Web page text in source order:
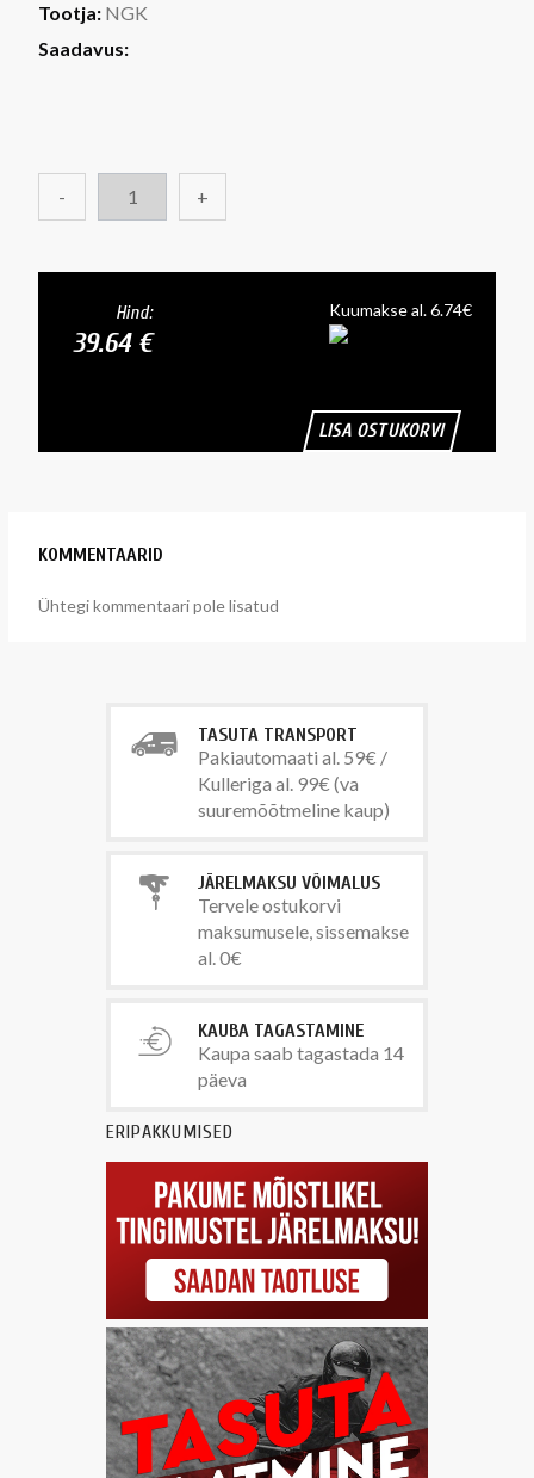
Tootja: NGK
Saadavus:
- +
Hind:
39.64 €
Kuumakse al. 6.74€
LISA OSTUKORVI
KOMMENTAARID
Ühtegi kommentaari pole lisatud
TASUTA TRANSPORT
Pakiautomaati al. 59€ /
Kulleriga al. 99€ (va
suuremõõtmeline kaup)
JÄRELMAKSU VÕIMALUS
Tervele ostukorvi
maksumusele, sissemakse
al. 0€
KAUBA TAGASTAMINE
Kaupa saab tagastada 14
päeva
ERIPAKKUMISED